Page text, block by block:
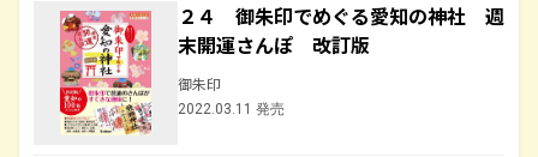
２４ 御朱印でめぐる愛知の神社 週
末開運さんぽ 改訂版
御朱印
2022.03.11 発売